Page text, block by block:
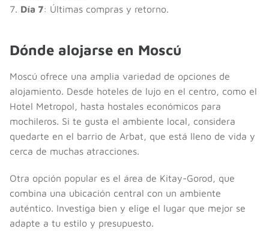
7. Día 7: Últimas compras y retorno.
Dónde alojarse en Moscú
Moscú ofrece una amplia variedad de opciones de
alojamiento. Desde hoteles de lujo en el centro, como el
Hotel Metropol, hasta hostales económicos para
mochileros. Si te gusta el ambiente local, considera
quedarte en el barrio de Arbat, que está lleno de vida y
cerca de muchas atracciones.
Otra opción popular es el área de Kitay-Gorod, que
combina una ubicación central con un ambiente
auténtico. Investiga bien y elige el lugar que mejor se
adapte a tu estilo y presupuesto.